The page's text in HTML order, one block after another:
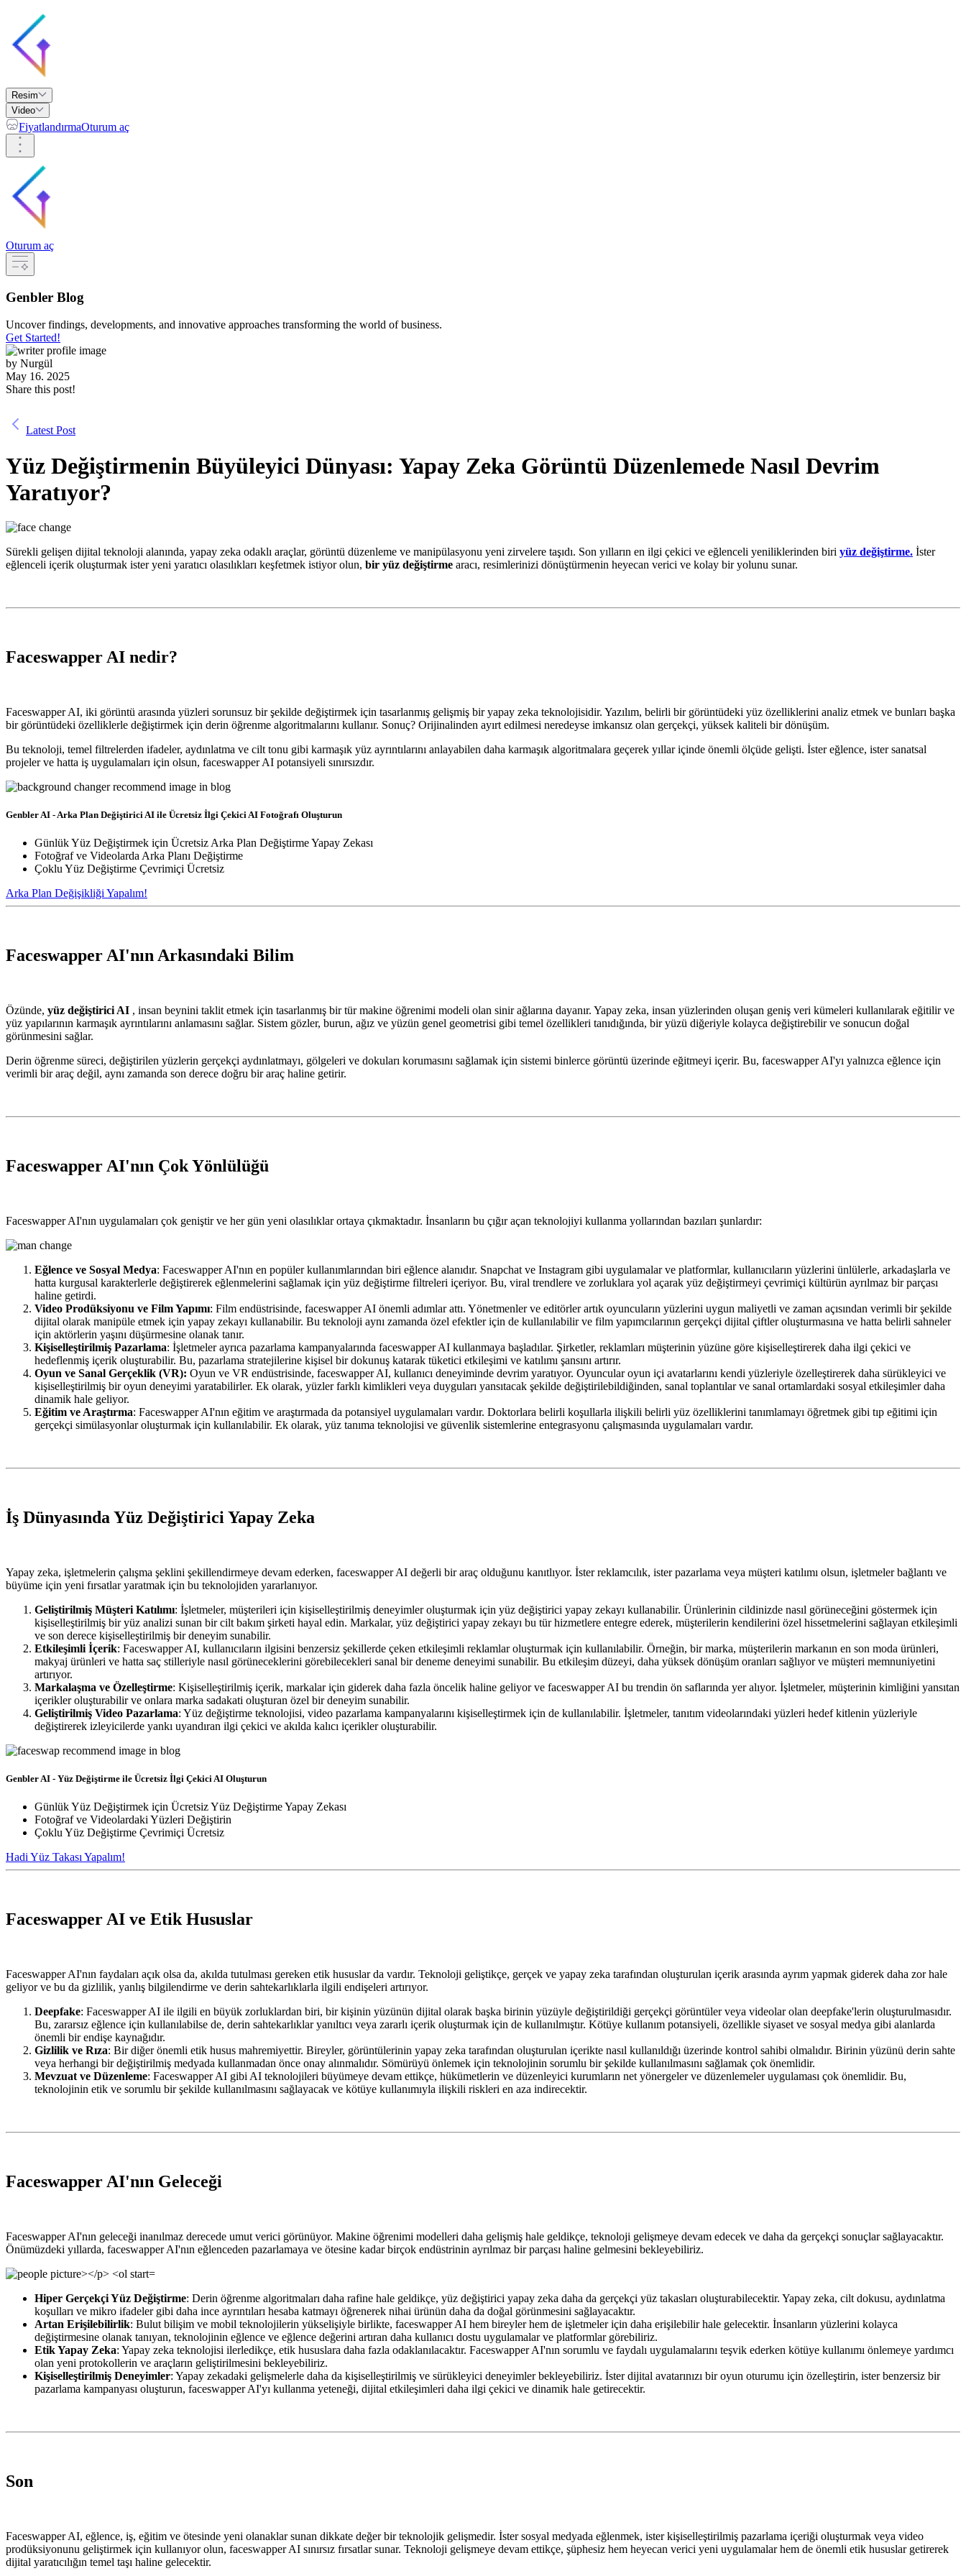
Resim
Video
FiyatlandırmaOturum aç
Oturum aç
Genbler Blog
Uncover findings, developments, and innovative approaches transforming the world of business.
Get Started!
by Nurgül
May 16. 2025
Share this post!
Latest Post
Yüz Değiştirmenin Büyüleyici Dünyası: Yapay Zeka Görüntü Düzenlemede Nasıl Devrim
Yaratıyor?
Sürekli gelişen dijital teknoloji alanında, yapay zeka odaklı araçlar, görüntü düzenleme ve manipülasyonu yeni zirvelere taşıdı. Son yılların en ilgi çekici ve eğlenceli yeniliklerinden biri yüz değiştirme. İster
eğlenceli içerik oluşturmak ister yeni yaratıcı olasılıkları keşfetmek istiyor olun, bir yüz değiştirme aracı, resimlerinizi dönüştürmenin heyecan verici ve kolay bir yolunu sunar.
Faceswapper AI nedir?
Faceswapper AI, iki görüntü arasında yüzleri sorunsuz bir şekilde değiştirmek için tasarlanmış gelişmiş bir yapay zeka teknolojisidir. Yazılım, belirli bir görüntüdeki yüz özelliklerini analiz etmek ve bunları başka
bir görüntüdeki özelliklerle değiştirmek için derin öğrenme algoritmalarını kullanır. Sonuç? Orijinalinden ayırt edilmesi neredeyse imkansız olan gerçekçi, yüksek kaliteli bir dönüşüm.
Bu teknoloji, temel filtrelerden ifadeler, aydınlatma ve cilt tonu gibi karmaşık yüz ayrıntılarını anlayabilen daha karmaşık algoritmalara geçerek yıllar içinde önemli ölçüde gelişti. İster eğlence, ister sanatsal
projeler ve hatta iş uygulamaları için olsun, faceswapper AI potansiyeli sınırsızdır.
Genbler AI - Arka Plan Değiştirici AI ile Ücretsiz İlgi Çekici AI Fotoğrafı Oluşturun
Günlük Yüz Değiştirmek için Ücretsiz Arka Plan Değiştirme Yapay Zekası
Fotoğraf ve Videolarda Arka Planı Değiştirme
Çoklu Yüz Değiştirme Çevrimiçi Ücretsiz
Arka Plan Değişikliği Yapalım!
Faceswapper AI'nın Arkasındaki Bilim
Özünde, yüz değiştirici AI , insan beynini taklit etmek için tasarlanmış bir tür makine öğrenimi modeli olan sinir ağlarına dayanır. Yapay zeka, insan yüzlerinden oluşan geniş veri kümeleri kullanılarak eğitilir ve
yüz yapılarının karmaşık ayrıntılarını anlamasını sağlar. Sistem gözler, burun, ağız ve yüzün genel geometrisi gibi temel özellikleri tanıdığında, bir yüzü diğeriyle kolayca değiştirebilir ve sonucun doğal
görünmesini sağlar.
Derin öğrenme süreci, değiştirilen yüzlerin gerçekçi aydınlatmayı, gölgeleri ve dokuları korumasını sağlamak için sistemi binlerce görüntü üzerinde eğitmeyi içerir. Bu, faceswapper AI'yı yalnızca eğlence için
verimli bir araç değil, aynı zamanda son derece doğru bir araç haline getirir.
Faceswapper AI'nın Çok Yönlülüğü
Faceswapper AI'nın uygulamaları çok geniştir ve her gün yeni olasılıklar ortaya çıkmaktadır. İnsanların bu çığır açan teknolojiyi kullanma yollarından bazıları şunlardır:
Eğlence ve Sosyal Medya: Faceswapper AI'nın en popüler kullanımlarından biri eğlence alanıdır. Snapchat ve Instagram gibi uygulamalar ve platformlar, kullanıcıların yüzlerini ünlülerle, arkadaşlarla ve
hatta kurgusal karakterlerle değiştirerek eğlenmelerini sağlamak için yüz değiştirme filtreleri içeriyor. Bu, viral trendlere ve zorluklara yol açarak yüz değiştirmeyi çevrimiçi kültürün ayrılmaz bir parçası
haline getirdi.
Video Prodüksiyonu ve Film Yapımı: Film endüstrisinde, faceswapper AI önemli adımlar attı. Yönetmenler ve editörler artık oyuncuların yüzlerini uygun maliyetli ve zaman açısından verimli bir şekilde
dijital olarak manipüle etmek için yapay zekayı kullanabilir. Bu teknoloji aynı zamanda özel efektler için de kullanılabilir ve film yapımcılarının gerçekçi dijital çiftler oluşturmasına ve hatta belirli sahneler
için aktörlerin yaşını düşürmesine olanak tanır.
Kişiselleştirilmiş Pazarlama: İşletmeler ayrıca pazarlama kampanyalarında faceswapper AI kullanmaya başladılar. Şirketler, reklamları müşterinin yüzüne göre kişiselleştirerek daha ilgi çekici ve
hedeflenmiş içerik oluşturabilir. Bu, pazarlama stratejilerine kişisel bir dokunuş katarak tüketici etkileşimi ve katılımı şansını artırır.
Oyun ve Sanal Gerçeklik (VR): Oyun ve VR endüstrisinde, faceswapper AI, kullanıcı deneyiminde devrim yaratıyor. Oyuncular oyun içi avatarlarını kendi yüzleriyle özelleştirerek daha sürükleyici ve
kişiselleştirilmiş bir oyun deneyimi yaratabilirler. Ek olarak, yüzler farklı kimlikleri veya duyguları yansıtacak şekilde değiştirilebildiğinden, sanal toplantılar ve sanal ortamlardaki sosyal etkileşimler daha
dinamik hale geliyor.
Eğitim ve Araştırma: Faceswapper AI'nın eğitim ve araştırmada da potansiyel uygulamaları vardır. Doktorlara belirli koşullarla ilişkili belirli yüz özelliklerini tanımlamayı öğretmek gibi tıp eğitimi için
gerçekçi simülasyonlar oluşturmak için kullanılabilir. Ek olarak, yüz tanıma teknolojisi ve güvenlik sistemlerine entegrasyonu çalışmasında uygulamaları vardır.
İş Dünyasında Yüz Değiştirici Yapay Zeka
Yapay zeka, işletmelerin çalışma şeklini şekillendirmeye devam ederken, faceswapper AI değerli bir araç olduğunu kanıtlıyor. İster reklamcılık, ister pazarlama veya müşteri katılımı olsun, işletmeler bağlantı ve
büyüme için yeni fırsatlar yaratmak için bu teknolojiden yararlanıyor.
Geliştirilmiş Müşteri Katılımı: İşletmeler, müşterileri için kişiselleştirilmiş deneyimler oluşturmak için yüz değiştirici yapay zekayı kullanabilir. Ürünlerinin cildinizde nasıl görüneceğini göstermek için
kişiselleştirilmiş bir yüz analizi sunan bir cilt bakım şirketi hayal edin. Markalar, yüz değiştirici yapay zekayı bu tür hizmetlere entegre ederek, müşterilerin kendilerini özel hissetmelerini sağlayan etkileşimli
ve son derece kişiselleştirilmiş bir deneyim sunabilir.
Etkileşimli İçerik: Faceswapper AI, kullanıcıların ilgisini benzersiz şekillerde çeken etkileşimli reklamlar oluşturmak için kullanılabilir. Örneğin, bir marka, müşterilerin markanın en son moda ürünleri,
makyaj ürünleri ve hatta saç stilleriyle nasıl görüneceklerini görebilecekleri sanal bir deneme deneyimi sunabilir. Bu etkileşim düzeyi, daha yüksek dönüşüm oranları sağlıyor ve müşteri memnuniyetini
artırıyor.
Markalaşma ve Özelleştirme: Kişiselleştirilmiş içerik, markalar için giderek daha fazla öncelik haline geliyor ve faceswapper AI bu trendin ön saflarında yer alıyor. İşletmeler, müşterinin kimliğini yansıtan
içerikler oluşturabilir ve onlara marka sadakati oluşturan özel bir deneyim sunabilir.
Geliştirilmiş Video Pazarlama: Yüz değiştirme teknolojisi, video pazarlama kampanyalarını kişiselleştirmek için de kullanılabilir. İşletmeler, tanıtım videolarındaki yüzleri hedef kitlenin yüzleriyle
değiştirerek izleyicilerde yankı uyandıran ilgi çekici ve akılda kalıcı içerikler oluşturabilir.
Genbler AI - Yüz Değiştirme ile Ücretsiz İlgi Çekici AI Oluşturun
Günlük Yüz Değiştirmek için Ücretsiz Yüz Değiştirme Yapay Zekası
Fotoğraf ve Videolardaki Yüzleri Değiştirin
Çoklu Yüz Değiştirme Çevrimiçi Ücretsiz
Hadi Yüz Takası Yapalım!
Faceswapper AI ve Etik Hususlar
Faceswapper AI'nın faydaları açık olsa da, akılda tutulması gereken etik hususlar da vardır. Teknoloji geliştikçe, gerçek ve yapay zeka tarafından oluşturulan içerik arasında ayrım yapmak giderek daha zor hale
geliyor ve bu da gizlilik, yanlış bilgilendirme ve derin sahtekarlıklarla ilgili endişeleri artırıyor.
Deepfake: Faceswapper AI ile ilgili en büyük zorluklardan biri, bir kişinin yüzünün dijital olarak başka birinin yüzüyle değiştirildiği gerçekçi görüntüler veya videolar olan deepfake'lerin oluşturulmasıdır.
Bu, zararsız eğlence için kullanılabilse de, derin sahtekarlıklar yanıltıcı veya zararlı içerik oluşturmak için de kullanılmıştır. Kötüye kullanım potansiyeli, özellikle siyaset ve sosyal medya gibi alanlarda
önemli bir endişe kaynağıdır.
Gizlilik ve Rıza: Bir diğer önemli etik husus mahremiyettir. Bireyler, görüntülerinin yapay zeka tarafından oluşturulan içerikte nasıl kullanıldığı üzerinde kontrol sahibi olmalıdır. Birinin yüzünü derin sahte
veya herhangi bir değiştirilmiş medyada kullanmadan önce onay alınmalıdır. Sömürüyü önlemek için teknolojinin sorumlu bir şekilde kullanılmasını sağlamak çok önemlidir.
Mevzuat ve Düzenleme: Faceswapper AI gibi AI teknolojileri büyümeye devam ettikçe, hükümetlerin ve düzenleyici kurumların net yönergeler ve düzenlemeler uygulaması çok önemlidir. Bu,
teknolojinin etik ve sorumlu bir şekilde kullanılmasını sağlayacak ve kötüye kullanımıyla ilişkili riskleri en aza indirecektir.
Faceswapper AI'nın Geleceği
Faceswapper AI'nın geleceği inanılmaz derecede umut verici görünüyor. Makine öğrenimi modelleri daha gelişmiş hale geldikçe, teknoloji gelişmeye devam edecek ve daha da gerçekçi sonuçlar sağlayacaktır.
Önümüzdeki yıllarda, faceswapper AI'nın eğlenceden pazarlamaya ve ötesine kadar birçok endüstrinin ayrılmaz bir parçası haline gelmesini bekleyebiliriz.
Hiper Gerçekçi Yüz Değiştirme: Derin öğrenme algoritmaları daha rafine hale geldikçe, yüz değiştirici yapay zeka daha da gerçekçi yüz takasları oluşturabilecektir. Yapay zeka, cilt dokusu, aydınlatma
koşulları ve mikro ifadeler gibi daha ince ayrıntıları hesaba katmayı öğrenerek nihai ürünün daha da doğal görünmesini sağlayacaktır.
Artan Erişilebilirlik: Bulut bilişim ve mobil teknolojilerin yükselişiyle birlikte, faceswapper AI hem bireyler hem de işletmeler için daha erişilebilir hale gelecektir. İnsanların yüzlerini kolayca
değiştirmesine olanak tanıyan, teknolojinin eğlence ve eğlence değerini artıran daha kullanıcı dostu uygulamalar ve platformlar görebiliriz.
Etik Yapay Zeka: Yapay zeka teknolojisi ilerledikçe, etik hususlara daha fazla odaklanılacaktır. Faceswapper AI'nın sorumlu ve faydalı uygulamalarını teşvik ederken kötüye kullanımı önlemeye yardımcı
olan yeni protokollerin ve araçların geliştirilmesini bekleyebiliriz.
Kişiselleştirilmiş Deneyimler: Yapay zekadaki gelişmelerle daha da kişiselleştirilmiş ve sürükleyici deneyimler bekleyebiliriz. İster dijital avatarınızı bir oyun oturumu için özelleştirin, ister benzersiz bir
pazarlama kampanyası oluşturun, faceswapper AI'yı kullanma yeteneği, dijital etkileşimleri daha ilgi çekici ve dinamik hale getirecektir.
Son
Faceswapper AI, eğlence, iş, eğitim ve ötesinde yeni olanaklar sunan dikkate değer bir teknolojik gelişmedir. İster sosyal medyada eğlenmek, ister kişiselleştirilmiş pazarlama içeriği oluşturmak veya video
prodüksiyonunu geliştirmek için kullanıyor olun, faceswapper AI sınırsız fırsatlar sunar. Teknoloji gelişmeye devam ettikçe, şüphesiz hem heyecan verici yeni uygulamalar hem de önemli etik hususlar getirerek
dijital yaratıcılığın temel taşı haline gelecektir.